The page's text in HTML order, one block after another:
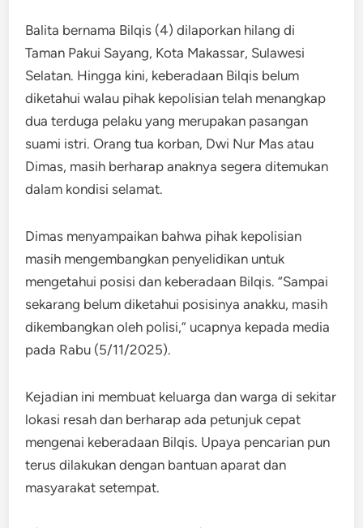
Balita bernama Bilqis (4) dilaporkan hilang di
Taman Pakui Sayang, Kota Makassar, Sulawesi
Selatan. Hingga kini, keberadaan Bilqis belum
diketahui walau pihak kepolisian telah menangkap
dua terduga pelaku yang merupakan pasangan
suami istri. Orang tua korban, Dwi Nur Mas atau
Dimas, masih berharap anaknya segera ditemukan
dalam kondisi selamat.
Dimas menyampaikan bahwa pihak kepolisian
masih mengembangkan penyelidikan untuk
mengetahui posisi dan keberadaan Bilqis. “Sampai
sekarang belum diketahui posisinya anakku, masih
dikembangkan oleh polisi,” ucapnya kepada media
pada Rabu (5/11/2025).
Kejadian ini membuat keluarga dan warga di sekitar
lokasi resah dan berharap ada petunjuk cepat
mengenai keberadaan Bilqis. Upaya pencarian pun
terus dilakukan dengan bantuan aparat dan
masyarakat setempat.